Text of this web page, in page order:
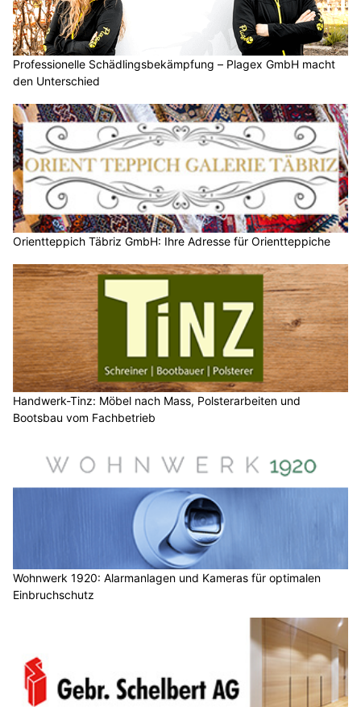
Professionelle Schädlingsbekämpfung – Plagex GmbH macht
den Unterschied
Orientteppich Täbriz GmbH: Ihre Adresse für Orientteppiche
Handwerk-Tinz: Möbel nach Mass, Polsterarbeiten und
Bootsbau vom Fachbetrieb
Wohnwerk 1920: Alarmanlagen und Kameras für optimalen
Einbruchschutz